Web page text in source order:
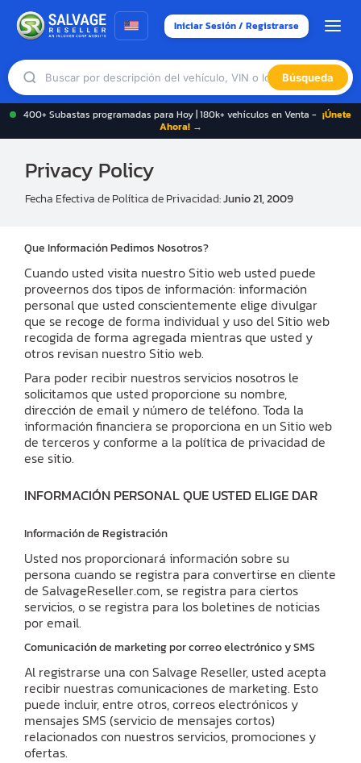
Iniciar Sesión / Registrarse
Búsqueda
400+ Subastas programadas para Hoy | 180k+ vehículos en Venta - ¡Únete
Ahora! →
Privacy Policy
Fecha Efectiva de Política de Privacidad:Junio 21, 2009
Que Información Pedimos Nosotros?
Cuando usted visita nuestro Sitio web usted puede
proveernos dos tipos de información: información
personal que usted conscientemente elige divulgar
que se recoge de forma individual y uso del Sitio web
recogida de forma agregada mientras que usted y
otros revisan nuestro Sitio web.
Para poder recibir nuestros servicios nosotros le
solicitamos que usted proporcione su nombre,
dirección de email y número de teléfono. Toda la
información financiera se proporciona en un Sitio web
de terceros y conforme a la política de privacidad de
ese sitio.
INFORMACIÓN PERSONAL QUE USTED ELIGE DAR
Información de Registración
Usted nos proporcionará información sobre su
persona cuando se registra para convertirse en cliente
de SalvageReseller.com, se registra para ciertos
servicios, o se registra para los boletines de noticias
por email.
Comunicación de marketing por correo electrónico y SMS
Al registrarse una con Salvage Reseller, usted acepta
recibir nuestras comunicaciones de marketing. Esto
puede incluir, entre otros, correos electrónicos y
mensajes SMS (servicio de mensajes cortos)
relacionados con nuestros servicios, promociones y
ofertas.